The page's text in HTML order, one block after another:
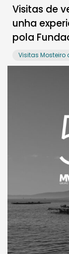
Visitas de
unha
pola
Visitas Mosteiro